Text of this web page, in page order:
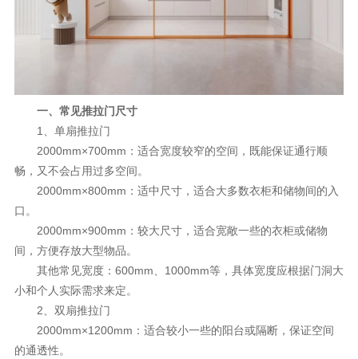
理想生活
加盟合作
品牌资讯
一、常见推拉门尺寸
1、单扇推拉门
2000mm×700mm：适合宽度较窄的空间，既能保证通行顺
畅，又不会占用过多空间。
2000mm×800mm：适中尺寸，适合大多数衣柜和储物间的入
口。
2000mm×900mm：较大尺寸，适合宽敞一些的衣柜或储物
间，方便存放大型物品。
其他常见宽度：600mm、1000mm等，具体宽度应根据门洞大
小和个人实际需求来定。
2、双扇推拉门
2000mm×1200mm：适合较小一些的阳台或隔断，保证空间
的通透性。